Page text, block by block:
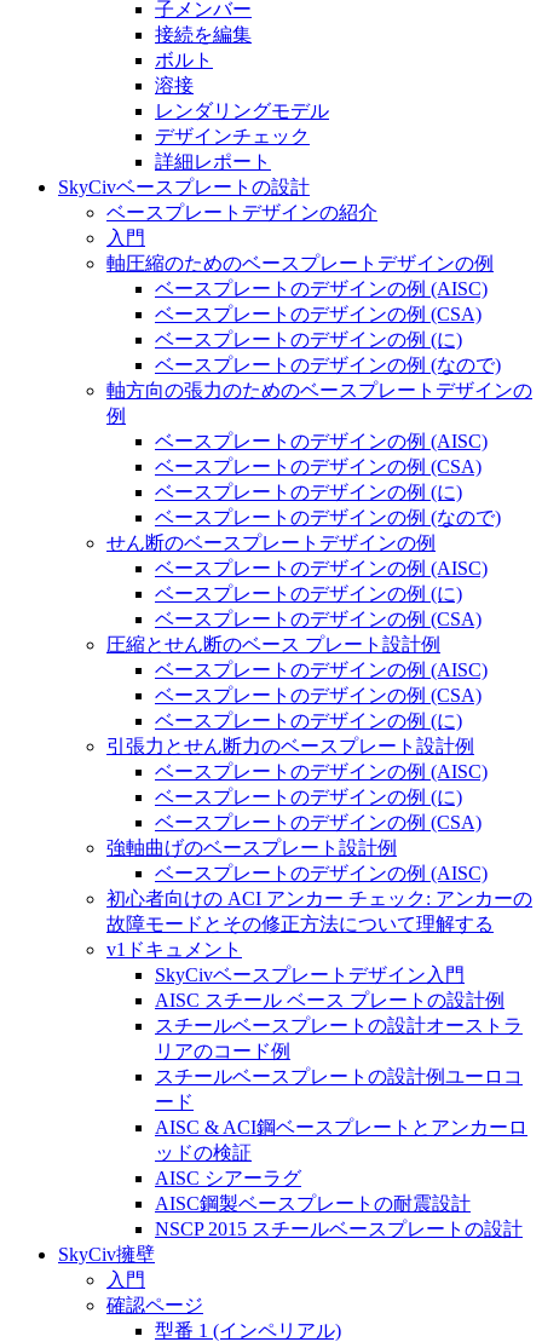
子メンバー
接続を編集
ボルト
溶接
レンダリングモデル
デザインチェック
詳細レポート
SkyCivベースプレートの設計
ベースプレートデザインの紹介
入門
軸圧縮のためのベースプレートデザインの例
ベースプレートのデザインの例 (AISC)
ベースプレートのデザインの例 (CSA)
ベースプレートのデザインの例 (に)
ベースプレートのデザインの例 (なので)
軸方向の張力のためのベースプレートデザインの
例
ベースプレートのデザインの例 (AISC)
ベースプレートのデザインの例 (CSA)
ベースプレートのデザインの例 (に)
ベースプレートのデザインの例 (なので)
せん断のベースプレートデザインの例
ベースプレートのデザインの例 (AISC)
ベースプレートのデザインの例 (に)
ベースプレートのデザインの例 (CSA)
圧縮とせん断のベース プレート設計例
ベースプレートのデザインの例 (AISC)
ベースプレートのデザインの例 (CSA)
ベースプレートのデザインの例 (に)
引張力とせん断力のベースプレート設計例
ベースプレートのデザインの例 (AISC)
ベースプレートのデザインの例 (に)
ベースプレートのデザインの例 (CSA)
強軸曲げのベースプレート設計例
ベースプレートのデザインの例 (AISC)
初心者向けの ACI アンカー チェック: アンカーの
故障モードとその修正方法について理解する
v1ドキュメント
SkyCivベースプレートデザイン入門
AISC スチール ベース プレートの設計例
スチールベースプレートの設計オーストラ
リアのコード例
スチールベースプレートの設計例ユーロコ
ード
AISC & ACI鋼ベースプレートとアンカーロ
ッドの検証
AISC シアーラグ
AISC鋼製ベースプレートの耐震設計
NSCP 2015 スチールベースプレートの設計
SkyCiv擁壁
入門
確認ページ
型番 1 (インペリアル)